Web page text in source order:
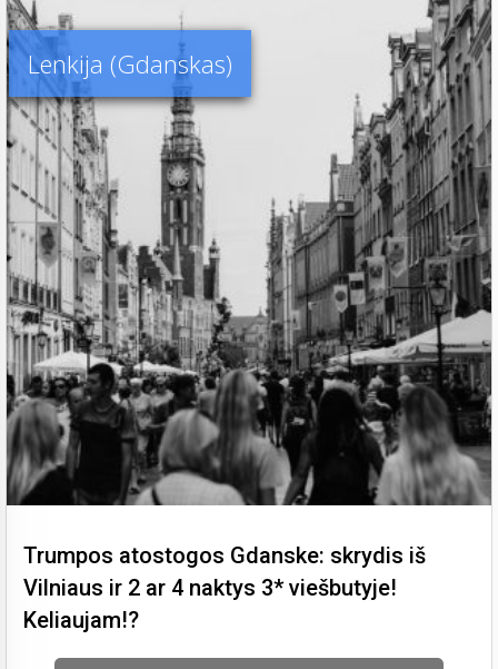
Lenkija (Gdanskas)
Trumpos atostogos Gdanske: skrydis iš
Vilniaus ir 2 ar 4 naktys 3* viešbutyje!
Keliaujam!?